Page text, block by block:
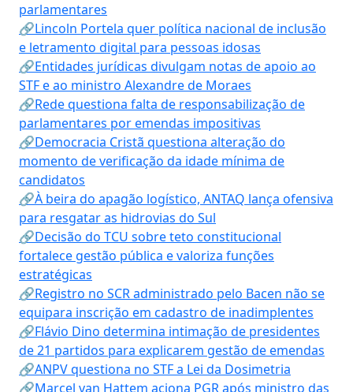
parlamentares
🔗Lincoln Portela quer política nacional de inclusão
e letramento digital para pessoas idosas
🔗Entidades jurídicas divulgam notas de apoio ao
STF e ao ministro Alexandre de Moraes
🔗Rede questiona falta de responsabilização de
parlamentares por emendas impositivas
🔗Democracia Cristã questiona alteração do
momento de verificação da idade mínima de
candidatos
🔗À beira do apagão logístico, ANTAQ lança ofensiva
para resgatar as hidrovias do Sul
🔗Decisão do TCU sobre teto constitucional
fortalece gestão pública e valoriza funções
estratégicas
🔗Registro no SCR administrado pelo Bacen não se
equipara inscrição em cadastro de inadimplentes
🔗Flávio Dino determina intimação de presidentes
de 21 partidos para explicarem gestão de emendas
🔗ANPV questiona no STF a Lei da Dosimetria
🔗Marcel van Hattem aciona PGR após ministro das